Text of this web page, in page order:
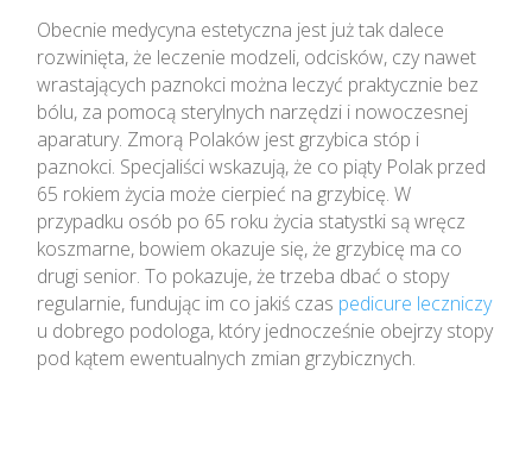
Obecnie medycyna estetyczna jest już tak dalece
rozwinięta, że leczenie modzeli, odcisków, czy nawet
wrastających paznokci można leczyć praktycznie bez
bólu, za pomocą sterylnych narzędzi i nowoczesnej
aparatury. Zmorą Polaków jest grzybica stóp i
paznokci. Specjaliści wskazują, że co piąty Polak przed
65 rokiem życia może cierpieć na grzybicę. W
przypadku osób po 65 roku życia statystki są wręcz
koszmarne, bowiem okazuje się, że grzybicę ma co
drugi senior. To pokazuje, że trzeba dbać o stopy
regularnie, fundując im co jakiś czas pedicure leczniczy
u dobrego podologa, który jednocześnie obejrzy stopy
pod kątem ewentualnych zmian grzybicznych.